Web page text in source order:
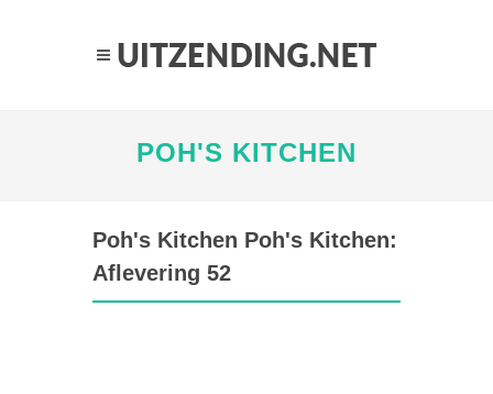
POH'S KITCHEN
Poh's Kitchen Poh's Kitchen:
Aflevering 52